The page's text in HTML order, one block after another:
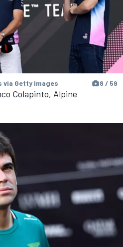
via Getty Images 8 / 59
Colapinto, Alpine